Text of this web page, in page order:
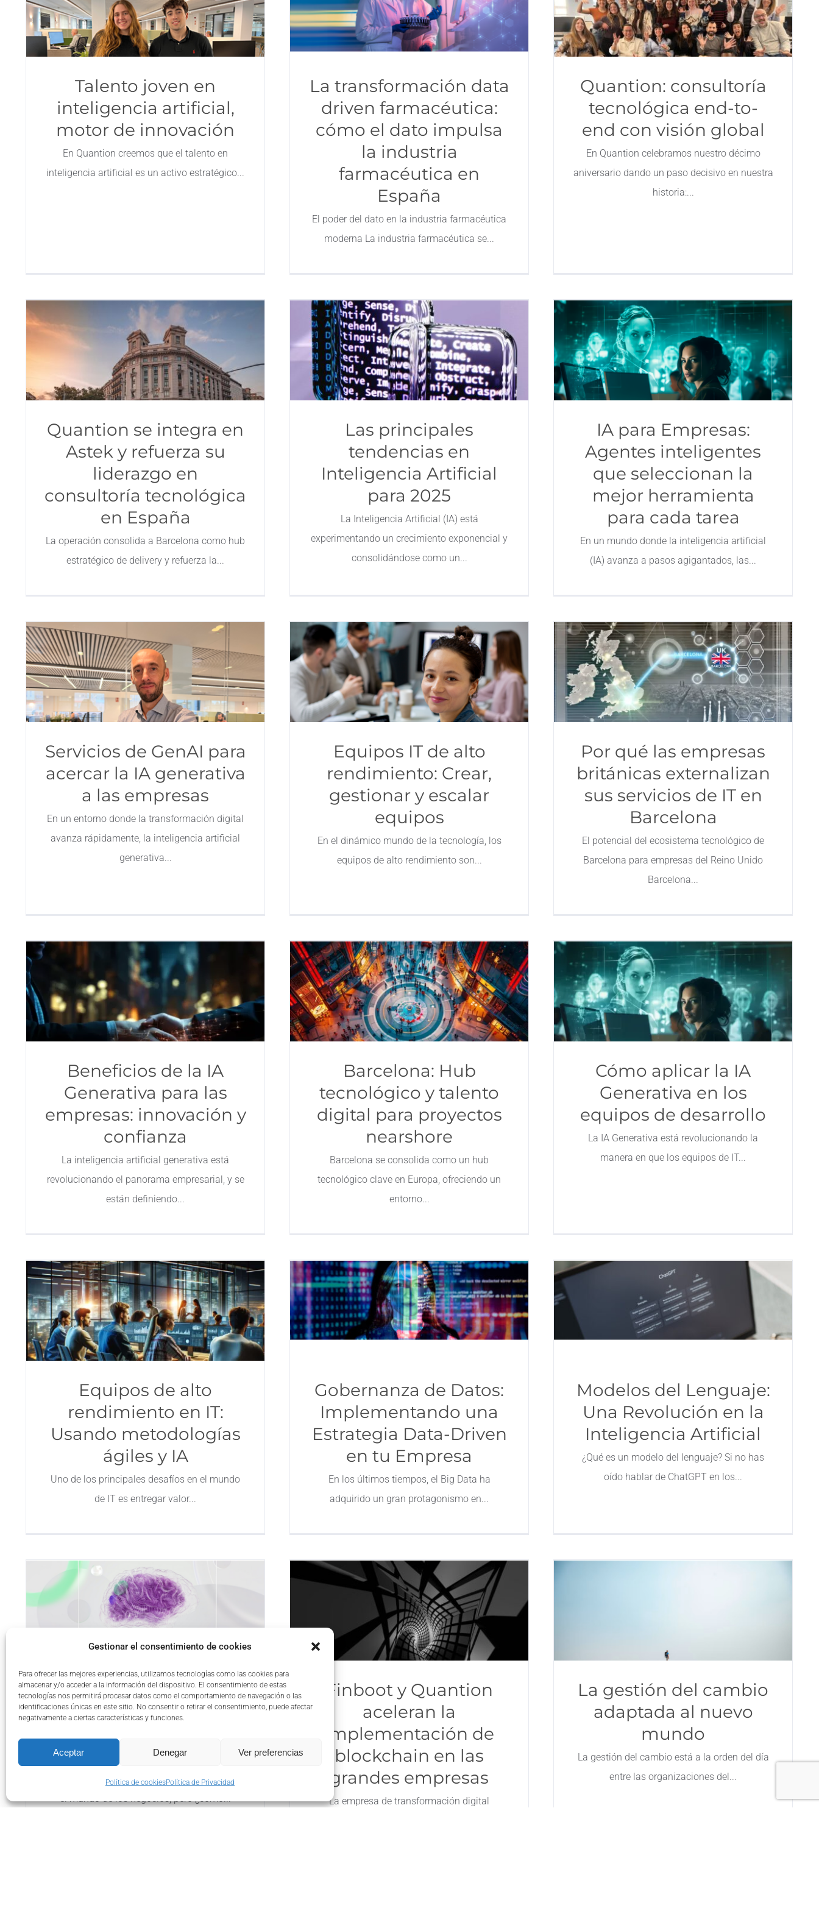
Gestionar el consentimiento de cookies
Para ofrecer las mejores experiencias, utilizamos tecnologías como las cookies para
almacenar y/o acceder a la información del dispositivo. El consentimiento de estas
tecnologías nos permitirá procesar datos como el comportamiento de navegación o las
identificaciones únicas en este sitio. No consentir o retirar el consentimiento, puede afectar
negativamente a ciertas características y funciones.
Aceptar Denegar Ver preferencias
Política de cookiesPolítica de Privacidad
Talento joven en
inteligencia artificial,
motor de innovación
En Quantion creemos que el talento en
inteligencia artificial es un activo estratégico
La transformación data
driven farmacéutica:
cómo el dato impulsa
la industria
farmacéutica en
España
El poder del dato en la industria farmacéutica
moderna La industria farmacéutica se
Quantion: consultoría
tecnológica end-to-
end con visión global
En Quantion celebramos nuestro décimo
aniversario dando un paso decisivo en nuestra
historia:
Quantion se integra en
Astek y refuerza su
liderazgo en
consultoría tecnológica
en España
La operación consolida a Barcelona como hub
estratégico de delivery y refuerza la
Las principales
tendencias en
Inteligencia Artificial
para 2025
La Inteligencia Artificial (IA) está
experimentando un crecimiento exponencial y
consolidándose como un
IA para Empresas:
Agentes inteligentes
que seleccionan la
mejor herramienta
para cada tarea
En un mundo donde la inteligencia artificial
(IA) avanza a pasos agigantados, las
Servicios de GenAI para
acercar la IA generativa
a las empresas
En un entorno donde la transformación digital
avanza rápidamente, la inteligencia artificial
generativa
Equipos IT de alto
rendimiento: Crear,
gestionar y escalar
equipos
En el dinámico mundo de la tecnología, los
equipos de alto rendimiento son
Por qué las empresas
británicas externalizan
sus servicios de IT en
Barcelona
El potencial del ecosistema tecnológico de
Barcelona para empresas del Reino Unido
Barcelona
Beneficios de la IA
Generativa para las
empresas: innovación y
confianza
La inteligencia artificial generativa está
revolucionando el panorama empresarial, y se
están definiendo
Barcelona: Hub
tecnológico y talento
digital para proyectos
nearshore
Barcelona se consolida como un hub
tecnológico clave en Europa, ofreciendo un
entorno
Cómo aplicar la IA
Generativa en los
equipos de desarrollo
La IA Generativa está revolucionando la
manera en que los equipos de IT
Equipos de alto
rendimiento en IT:
Usando metodologías
ágiles y IA
Uno de los principales desafíos en el mundo
de IT es entregar valor
Gobernanza de Datos:
Implementando una
Estrategia Data-Driven
en tu Empresa
En los últimos tiempos, el Big Data ha
adquirido un gran protagonismo en
Modelos del Lenguaje:
Una Revolución en la
Inteligencia Artificial
¿Qué es un modelo del lenguaje? Si no has
oído hablar de ChatGPT en los
Business IA: Cómo
orientar la Inteligencia
Artificial a resultados
de negocio
La Inteligencia Artificial (IA) ha revolucionado
el mundo de los negocios, pero ¿cómo
Finboot y Quantion
aceleran la
implementación de
blockchain en las
grandes empresas
La empresa de transformación digital
La gestión del cambio
adaptada al nuevo
mundo
La gestión del cambio está a la orden del día
entre las organizaciones del